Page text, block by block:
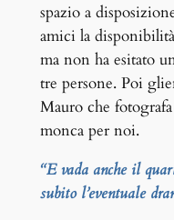
spazio a
amici la
ma non ha esitato
tre persone. Poi
Mauro che
monca per noi.
“E vada anche il
subito l’eventuale